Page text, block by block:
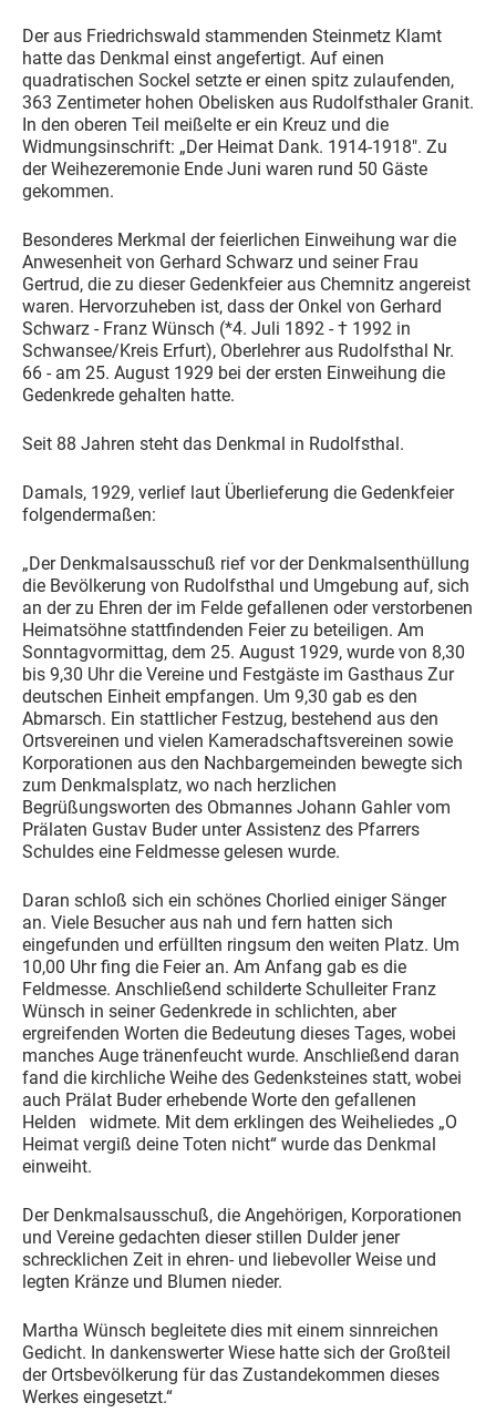
Der aus Friedrichswald stammenden Steinmetz Klamt
hatte das Denkmal einst angefertigt. Auf einen
quadratischen Sockel setzte er einen spitz zulaufenden,
363 Zentimeter hohen Obelisken aus Rudolfsthaler Granit.
In den oberen Teil meißelte er ein Kreuz und die
Widmungsinschrift: „Der Heimat Dank. 1914-1918". Zu
der Weihezeremonie Ende Juni waren rund 50 Gäste
gekommen.
Besonderes Merkmal der feierlichen Einweihung war die
Anwesenheit von Gerhard Schwarz und seiner Frau
Gertrud, die zu dieser Gedenkfeier aus Chemnitz angereist
waren. Hervorzuheben ist, dass der Onkel von Gerhard
Schwarz - Franz Wünsch (*4. Juli 1892 - † 1992 in
Schwansee/Kreis Erfurt), Oberlehrer aus Rudolfsthal Nr.
66 - am 25. August 1929 bei der ersten Einweihung die
Gedenkrede gehalten hatte.
Seit 88 Jahren steht das Denkmal in Rudolfsthal.
Damals, 1929, verlief laut Überlieferung die Gedenkfeier
folgendermaßen:
„Der Denkmalsausschuß rief vor der Denkmalsenthüllung
die Bevölkerung von Rudolfsthal und Umgebung auf, sich
an der zu Ehren der im Felde gefallenen oder verstorbenen
Heimatsöhne stattfindenden Feier zu beteiligen. Am
Sonntagvormittag, dem 25. August 1929, wurde von 8,30
bis 9,30 Uhr die Vereine und Festgäste im Gasthaus Zur
deutschen Einheit empfangen. Um 9,30 gab es den
Abmarsch. Ein stattlicher Festzug, bestehend aus den
Ortsvereinen und vielen Kameradschaftsvereinen sowie
Korporationen aus den Nachbargemeinden bewegte sich
zum Denkmalsplatz, wo nach herzlichen
Begrüßungsworten des Obmannes Johann Gahler vom
Prälaten Gustav Buder unter Assistenz des Pfarrers
Schuldes eine Feldmesse gelesen wurde.
Daran schloß sich ein schönes Chorlied einiger Sänger
an. Viele Besucher aus nah und fern hatten sich
eingefunden und erfüllten ringsum den weiten Platz. Um
10,00 Uhr fing die Feier an. Am Anfang gab es die
Feldmesse. Anschließend schilderte Schulleiter Franz
Wünsch in seiner Gedenkrede in schlichten, aber
ergreifenden Worten die Bedeutung dieses Tages, wobei
manches Auge tränenfeucht wurde. Anschließend daran
fand die kirchliche Weihe des Gedenksteines statt, wobei
auch Prälat Buder erhebende Worte den gefallenen
Helden widmete. Mit dem erklingen des Weiheliedes „O
Heimat vergiß deine Toten nicht“ wurde das Denkmal
einweiht.
Der Denkmalsausschuß, die Angehörigen, Korporationen
und Vereine gedachten dieser stillen Dulder jener
schrecklichen Zeit in ehren- und liebevoller Weise und
legten Kränze und Blumen nieder.
Martha Wünsch begleitete dies mit einem sinnreichen
Gedicht. In dankenswerter Wiese hatte sich der Großteil
der Ortsbevölkerung für das Zustandekommen dieses
Werkes eingesetzt.“